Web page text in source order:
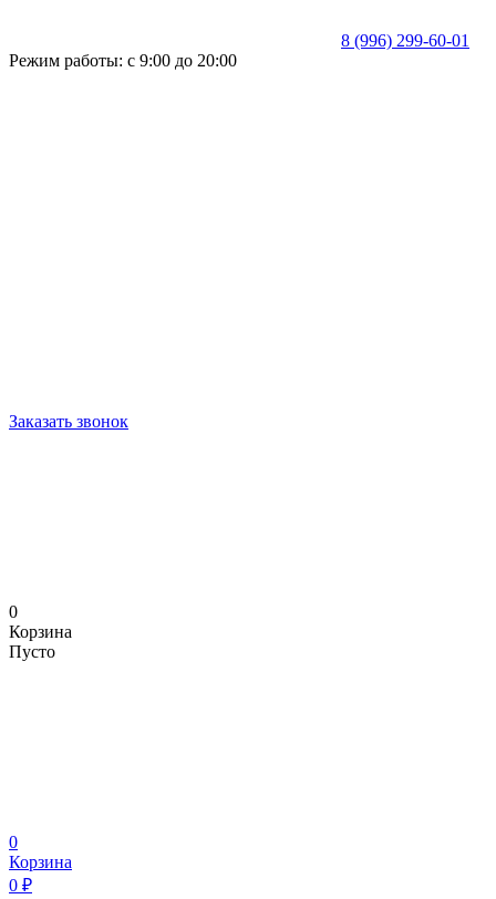
8 (996) 299-60-01
Режим работы: с 9:00 до 20:00
Заказать звонок
0
Корзина
Пусто
0
Корзина
0 ₽